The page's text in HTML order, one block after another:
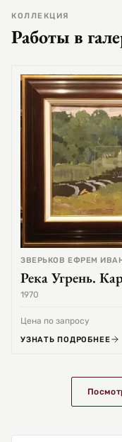
КОЛЛЕКЦИЯ
Работы в
ЗВЕРЬКОВ ЕФРЕМ
Река Угрень.
1970
Цена по запросу
УЗНАТЬ ПОДРОБНЕЕ